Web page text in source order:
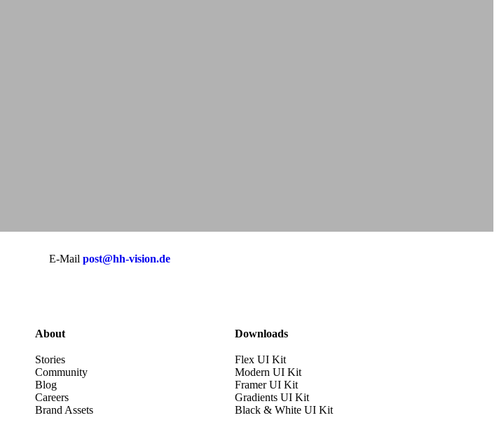
E-Mail post@hh-vision.de
About
Stories
Community
Blog
Careers
Brand Assets
Downloads
Flex UI Kit
Modern UI Kit
Framer UI Kit
Gradients UI Kit
Black & White UI Kit